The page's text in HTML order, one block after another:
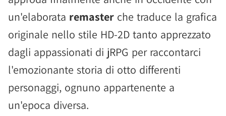
un'elaborata remaster che traduce la grafica
originale nello stile HD-2D tanto apprezzato
dagli appassionati di jRPG per raccontarci
l'emozionante storia di otto differenti
personaggi, ognuno appartenente a
un'epoca diversa.